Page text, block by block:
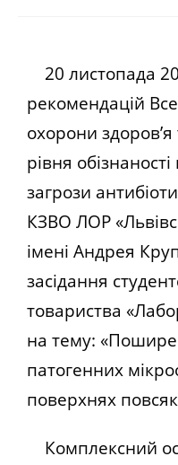
20 листопада
рекомендацій
охорони
рівня
загрози
КЗВО ЛОР
імені Андрея
засідання
товариства
на тему:
патогенних
поверхнях
Комплексний